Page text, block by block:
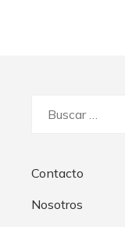
Contacto
Nosotros